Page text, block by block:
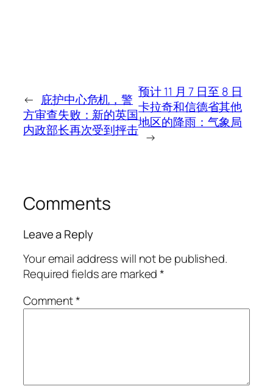
← 庇护中心危机，警
方审查失败：新的英国
内政部长再次受到抨击
预计 11 月 7 日至 8 日
卡拉奇和信德省其他
地区的降雨：气象局
→
Comments
Leave a Reply
Your email address will not be published.
Required fields are marked*
Comment*